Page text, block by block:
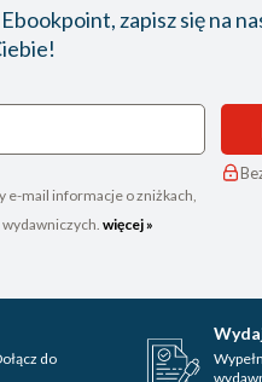
zapisz się na
e-mail informacje o zniżkach,
więcej »
do